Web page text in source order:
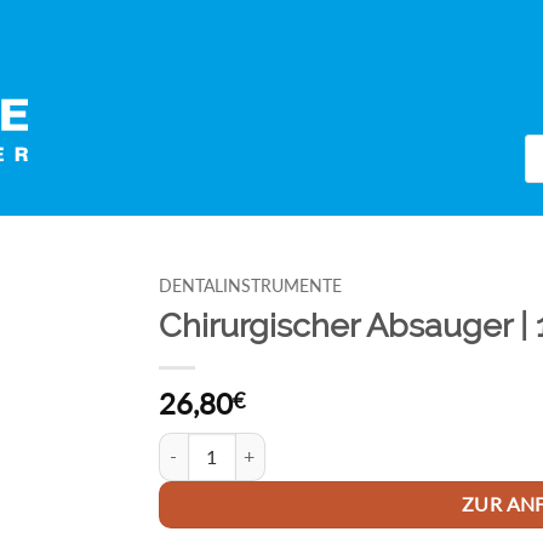
DENTALINSTRUMENTE
Chirurgischer Absauger |
26,80€
Chirurgischer Absauger | 13.0 cm Menge
ZUR